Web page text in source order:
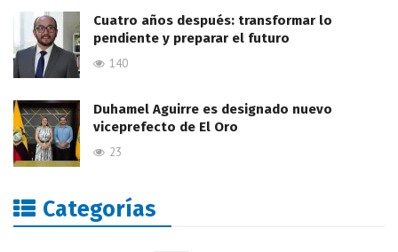
Cuatro años después: transformar lo
pendiente y preparar el futuro
140
Duhamel Aguirre es designado nuevo
viceprefecto de El Oro
23
Categorías